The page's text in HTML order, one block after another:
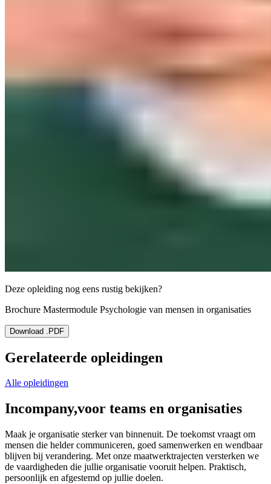
Deze opleiding nog eens rustig bekijken?
Brochure Mastermodule Psychologie van mensen in organisaties
Download .PDF
Gerelateerde opleidingen
Alle opleidingen
Incompany,voor teams en organisaties
Maak je organisatie sterker van binnenuit. De toekomst vraagt om
mensen die helder communiceren, goed samenwerken en wendbaar
blijven bij verandering. Met onze maatwerktrajecten versterken we
de vaardigheden die jullie organisatie vooruit helpen. Praktisch,
persoonlijk en afgestemd op jullie doelen.